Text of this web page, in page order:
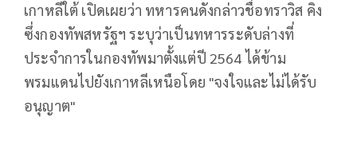
เกาหลีใต้ เปิดเผยว่า ทหารคนดังกล่าวชื่อทราวิส คิง
ซึ่งกองทัพสหรัฐฯ ระบุว่าเป็นทหารระดับล่างที่
ประจำการในกองทัพมาตั้งแต่ปี 2564 ได้ข้าม
พรมแดนไปยังเกาหลีเหนือโดย "จงใจและไม่ได้รับ
อนุญาต"